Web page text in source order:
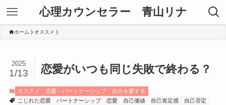
心理カウンセラー 青山リナ
ホーム オススメ
恋愛がいつも同じ失敗で終わる？
2025
1/13
オススメ 恋愛・パートナーシップ
自分を愛する
こじれた恋愛
パートナーシップ 恋愛 自己価値 自己肯定感
自己否定